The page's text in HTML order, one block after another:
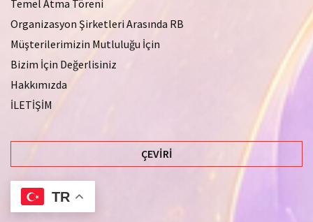
Temel Atma Töreni
Organizasyon Şirketleri Arasında RB
Müşterilerimizin Mutluluğu İçin
Bizim İçin Değerlisiniz
Hakkımızda
İLETİŞİM
ÇEVIRI
TR